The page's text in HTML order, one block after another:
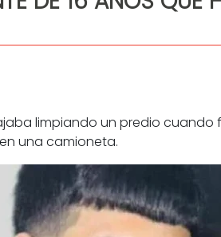
limpiando un predio
una camioneta.